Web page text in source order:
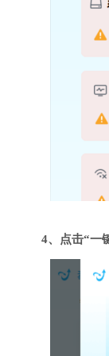
4、点击“一